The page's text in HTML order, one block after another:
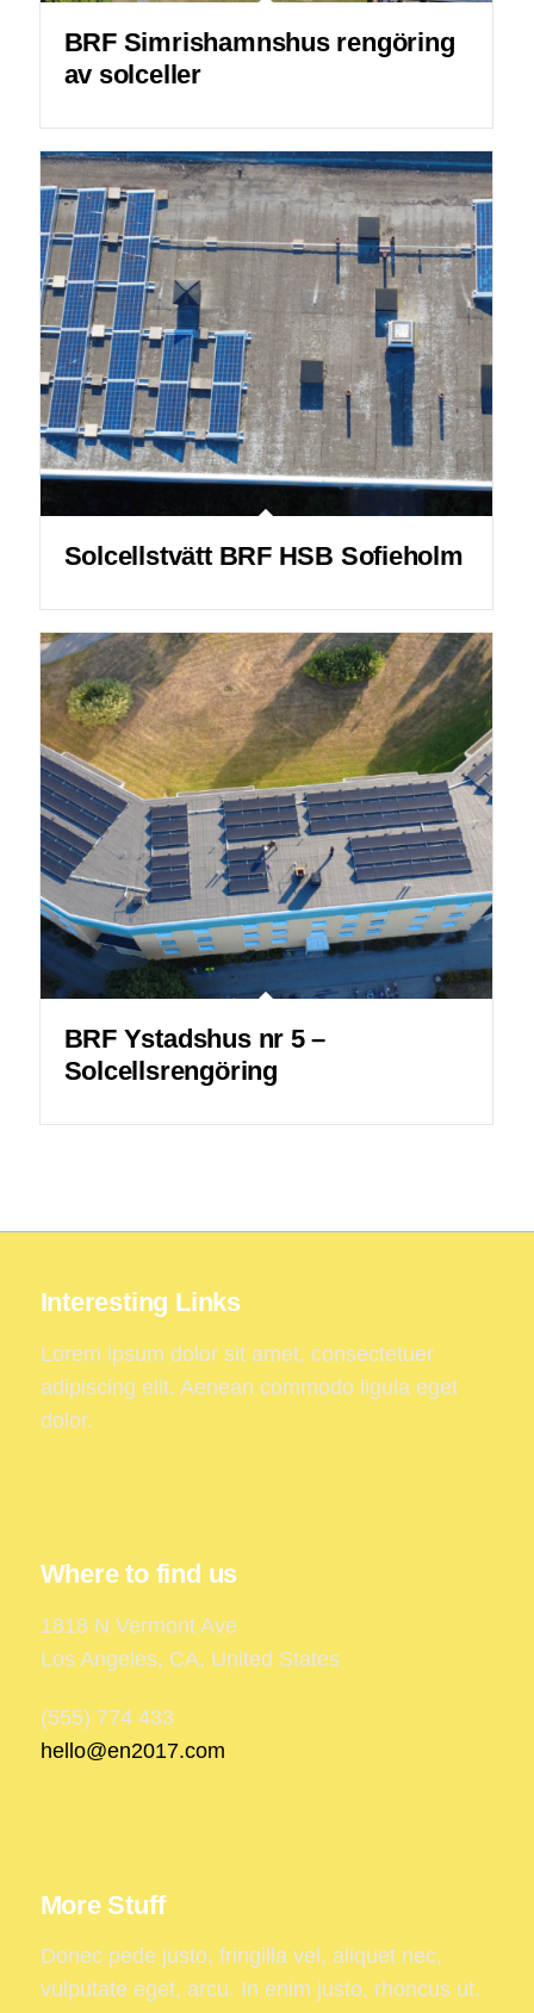
BRF Simrishamnshus rengöring
av solceller
Solcellstvätt BRF HSB Sofieholm
BRF Ystadshus nr 5 –
Solcellsrengöring
Interesting Links
Lorem ipsum dolor sit amet, consectetuer
adipiscing elit. Aenean commodo ligula eget
dolor.
Where to find us
1818 N Vermont Ave
Los Angeles, CA, United States
(555) 774 433
hello@en2017.com
More Stuff
Donec pede justo, fringilla vel, aliquet nec,
vulputate eget, arcu. In enim justo, rhoncus ut.